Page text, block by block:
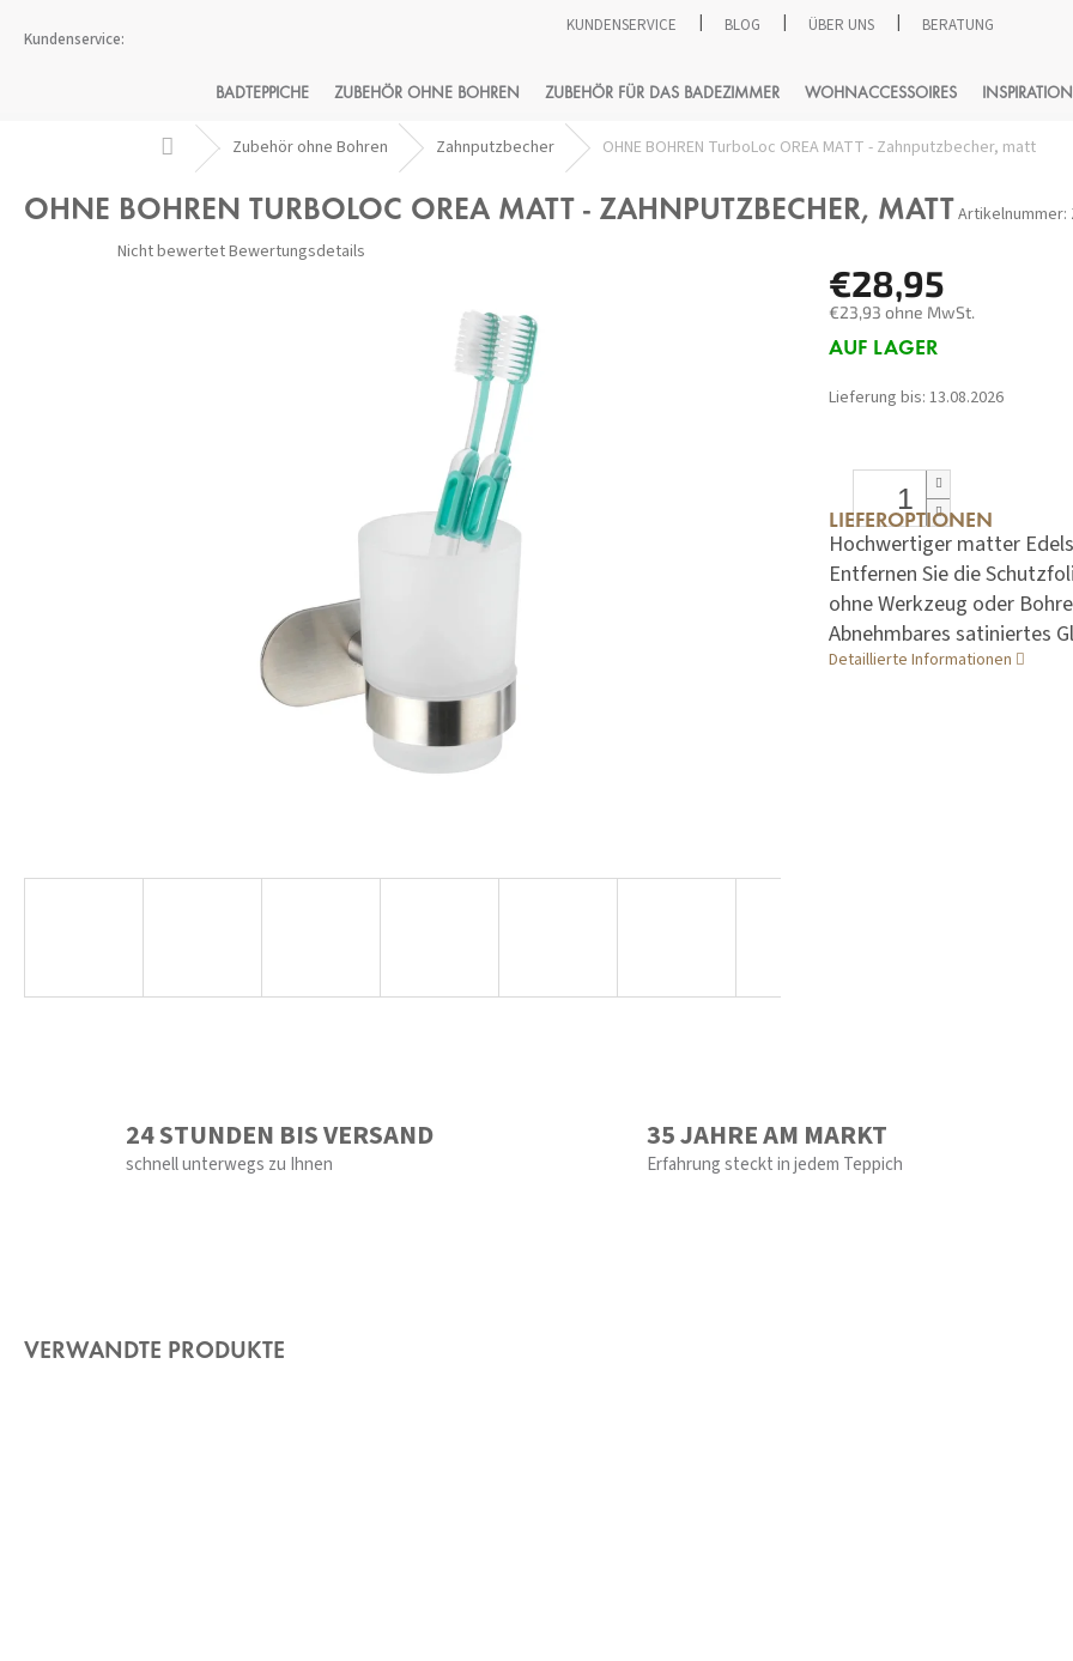
Inhalt
KUNDENSERVICE BLOG ÜBER UNS BERATUNG
BADTEPPICHE ZUBEHÖR OHNE BOHREN ZUBEHÖR FÜR DAS BADEZIMMER WOHNACCESSOIRES INSPIRATION
StartseiteZubehör ohne Bohren Zahnputzbecher OHNE BOHREN TurboLoc OREA MATT - Zahnputzbecher, matt
OHNE BOHREN TURBOLOC OREA MATT - ZAHNPUTZBECHER, MATT Artikelnummer:
Die
durchschnittliche
Nicht bewertetBewertungsdetails
€28,95
€23,93 ohne MwSt.
Verkaufspreis:
AUF LAGER
Lieferung bis: 13.08.2026
LIEFEROPTIONEN
Hochwertiger matter
Entfernen Sie die
ohne Werkzeug oder
Abnehmbares satiniertes
Detaillierte Informationen
24 STUNDEN BIS VERSAND
schnell unterwegs zu Ihnen
35 JAHRE AM MARKT
Erfahrung steckt in jedem Teppich
VERWANDTE PRODUKTE